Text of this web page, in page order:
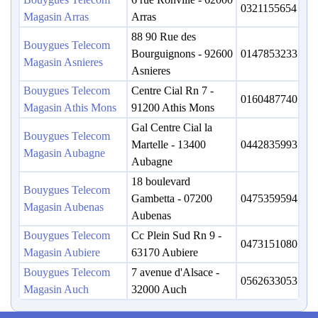
Magasin Arras
Arras
0321155654
Bouygues Telecom
Magasin Asnieres
88 90 Rue des
Bourguignons - 92600
Asnieres
0147853233
Bouygues Telecom
Magasin Athis Mons
Centre Cial Rn 7 -
91200 Athis Mons
0160487740
Bouygues Telecom
Magasin Aubagne
Gal Centre Cial la
Martelle - 13400
Aubagne
0442835993
Bouygues Telecom
Magasin Aubenas
18 boulevard
Gambetta - 07200
Aubenas
0475359594
Bouygues Telecom
Magasin Aubiere
Cc Plein Sud Rn 9 -
63170 Aubiere
0473151080
Bouygues Telecom
Magasin Auch
7 avenue d'Alsace -
32000 Auch
0562633053